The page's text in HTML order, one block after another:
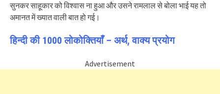
सुनकर साहूकार को विश्वास ना हुआ और उसने रामलाल से बोला भाई यह तो
अमानत में ख्यात वाली बात हो गई।
हिन्दी की 1000 लोकोक्तियाँ – अर्थ, वाक्य प्रयोग
Advertisement